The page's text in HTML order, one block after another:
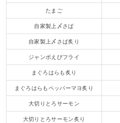
たまご
自家製上〆さば
自家製上〆さば炙り
ジャンボえびフライ
まぐろはらも炙り
まぐろはらもペッパーマヨ炙り
大切りとろサーモン
大切りとろサーモン炙り